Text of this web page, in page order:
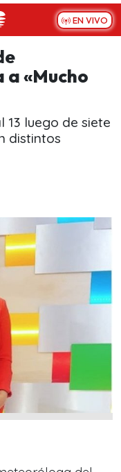
EN VIVO
a «Mucho
luego de siete
distintos